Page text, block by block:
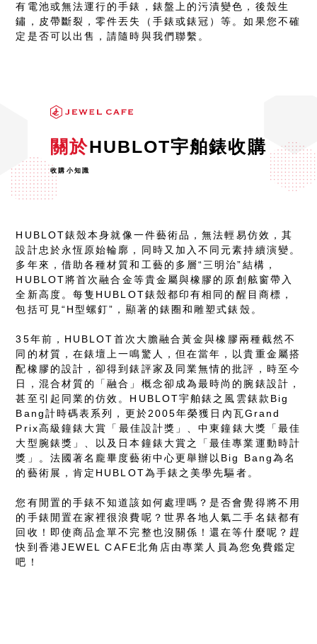
有電池或無法運行的手錶，錶盤上的污漬變色，後殼生
鏽，皮帶斷裂，零件丟失（手錶或錶冠）等。如果您不確
定是否可以出售，請隨時與我們聯繫。
關於HUBLOT宇舶錶收購
收購小知識
HUBLOT錶殼本身就像一件藝術品，無法輕易仿效，其
設計忠於永恆原始輪廓，同時又加入不同元素持續演變。
多年來，借助各種材質和工藝的多層“三明治”結構，
HUBLOT將首次融合金等貴金屬與橡膠的原創舷窗帶入
全新高度。每隻HUBLOT錶殼都印有相同的醒目商標，
包括可見“H型螺釘”，顯著的錶圈和雕塑式錶殼。
35年前，HUBLOT首次大膽融合黃金與橡膠兩種截然不
同的材質，在錶壇上一鳴驚人，但在當年，以貴重金屬搭
配橡膠的設計，卻得到錶評家及同業無情的批評，時至今
日，混合材質的「融合」概念卻成為最時尚的腕錶設計，
甚至引起同業的仿效。HUBLOT宇舶錶之風雲錶款Big
Bang計時碼表系列，更於2005年榮獲日內瓦Grand
Prix高級鐘錶大賞「最佳設計獎」、中東鐘錶大獎「最佳
大型腕錶獎」、以及日本鐘錶大賞之「最佳專業運動時計
獎」。法國著名龐畢度藝術中心更舉辦以Big Bang為名
的藝術展，肯定HUBLOT為手錶之美學先驅者。
您有閒置的手錶不知道該如何處理嗎？是否會覺得將不用
的手錶閒置在家裡很浪費呢？世界各地人氣二手名錶都有
回收！即使商品盒單不完整也沒關係！還在等什麼呢？趕
快到香港JEWEL CAFE北角店由專業人員為您免費鑑定
吧！